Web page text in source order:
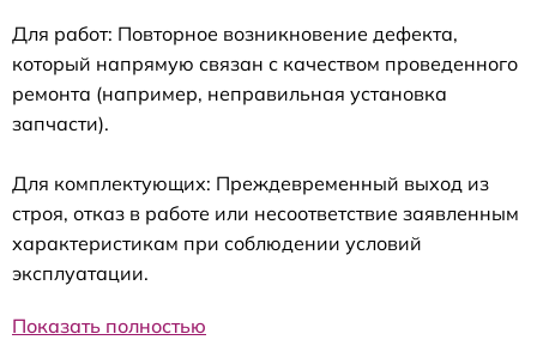
Для работ: Повторное возникновение дефекта,
который напрямую связан с качеством проведенного
ремонта (например, неправильная установка
запчасти).
Для комплектующих: Преждевременный выход из
строя, отказ в работе или несоответствие заявленным
характеристикам при соблюдении условий
эксплуатации.
Показать полностью